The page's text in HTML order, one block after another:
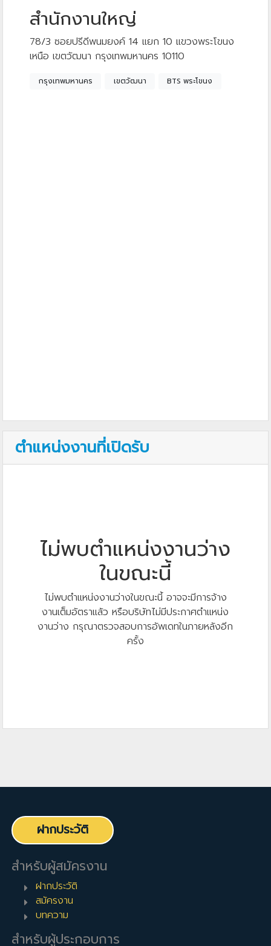
สำนักงานใหญ่
78/3 ซอยปรีดีพนมยงค์ 14 แยก 10 แขวงพระโขนง
เหนือ เขตวัฒนา กรุงเทพมหานคร 10110
กรุงเทพมหานคร เขตวัฒนา BTS พระโขนง
ตำแหน่งงานที่เปิดรับ
ไม่พบตำแหน่งงานว่าง
ในขณะนี้
ไม่พบตำแหน่งงานว่างในขณะนี้ อาจจะมีการจ้าง
งานเต็มอัตราแล้ว หรือบริษัทไม่มีประกาศตำแหน่ง
งานว่าง กรุณาตรวจสอบการอัพเดทในภายหลังอีก
ครั้ง
ฝากประวัติ
สำหรับผู้สมัครงาน
ฝากประวัติ
สมัครงาน
บทความ
สำหรับผู้ประกอบการ